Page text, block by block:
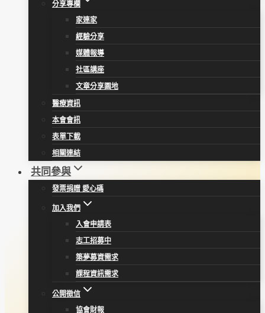
分享專欄
家連家
經驗分享
媒體報導
社區講座
文章分享園地
醫療資訊
本會會訊
表單下載
相關連結
共同參與
發票捐贈 愛心碼
加入我們
入會申請表
志工招募中
築夢募資需求
課程資訊需求
公開徵信
協會財報